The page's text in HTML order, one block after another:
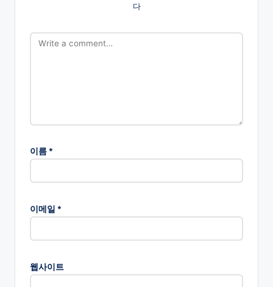
다
이름*
이메일 *
웹사이트